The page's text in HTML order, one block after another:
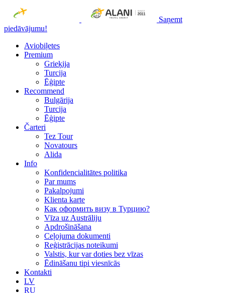
Saņemt
piedāvājumu!
Aviobiļetes
Premium
Grieķija
Turcija
Ēģipte
Recommend
Bulgārija
Turcija
Ēģipte
Čarteri
Tez Tour
Novatours
Alida
Info
Konfidencialitātes politika
Par mums
Рakalpojumi
Klienta karte
Как оформить визу в Турцию?
Vīza uz Austrāliju
Apdrošināšana
Ceļojuma dokumenti
Reģistrācijas noteikumi
Valstis, kur var doties bez vīzas
Ēdināšanu tipi viesnīcās
Kontakti
LV
RU